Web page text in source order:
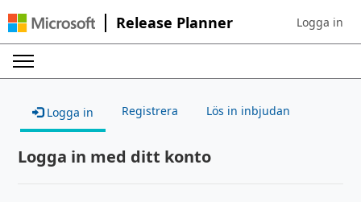
Release Planner Sign in to
Logga in
Logga in Registrera Lös in inbjudan
Logga in med ditt konto